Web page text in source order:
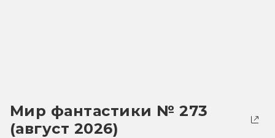
Мир фантастики № 273
(август 2026)